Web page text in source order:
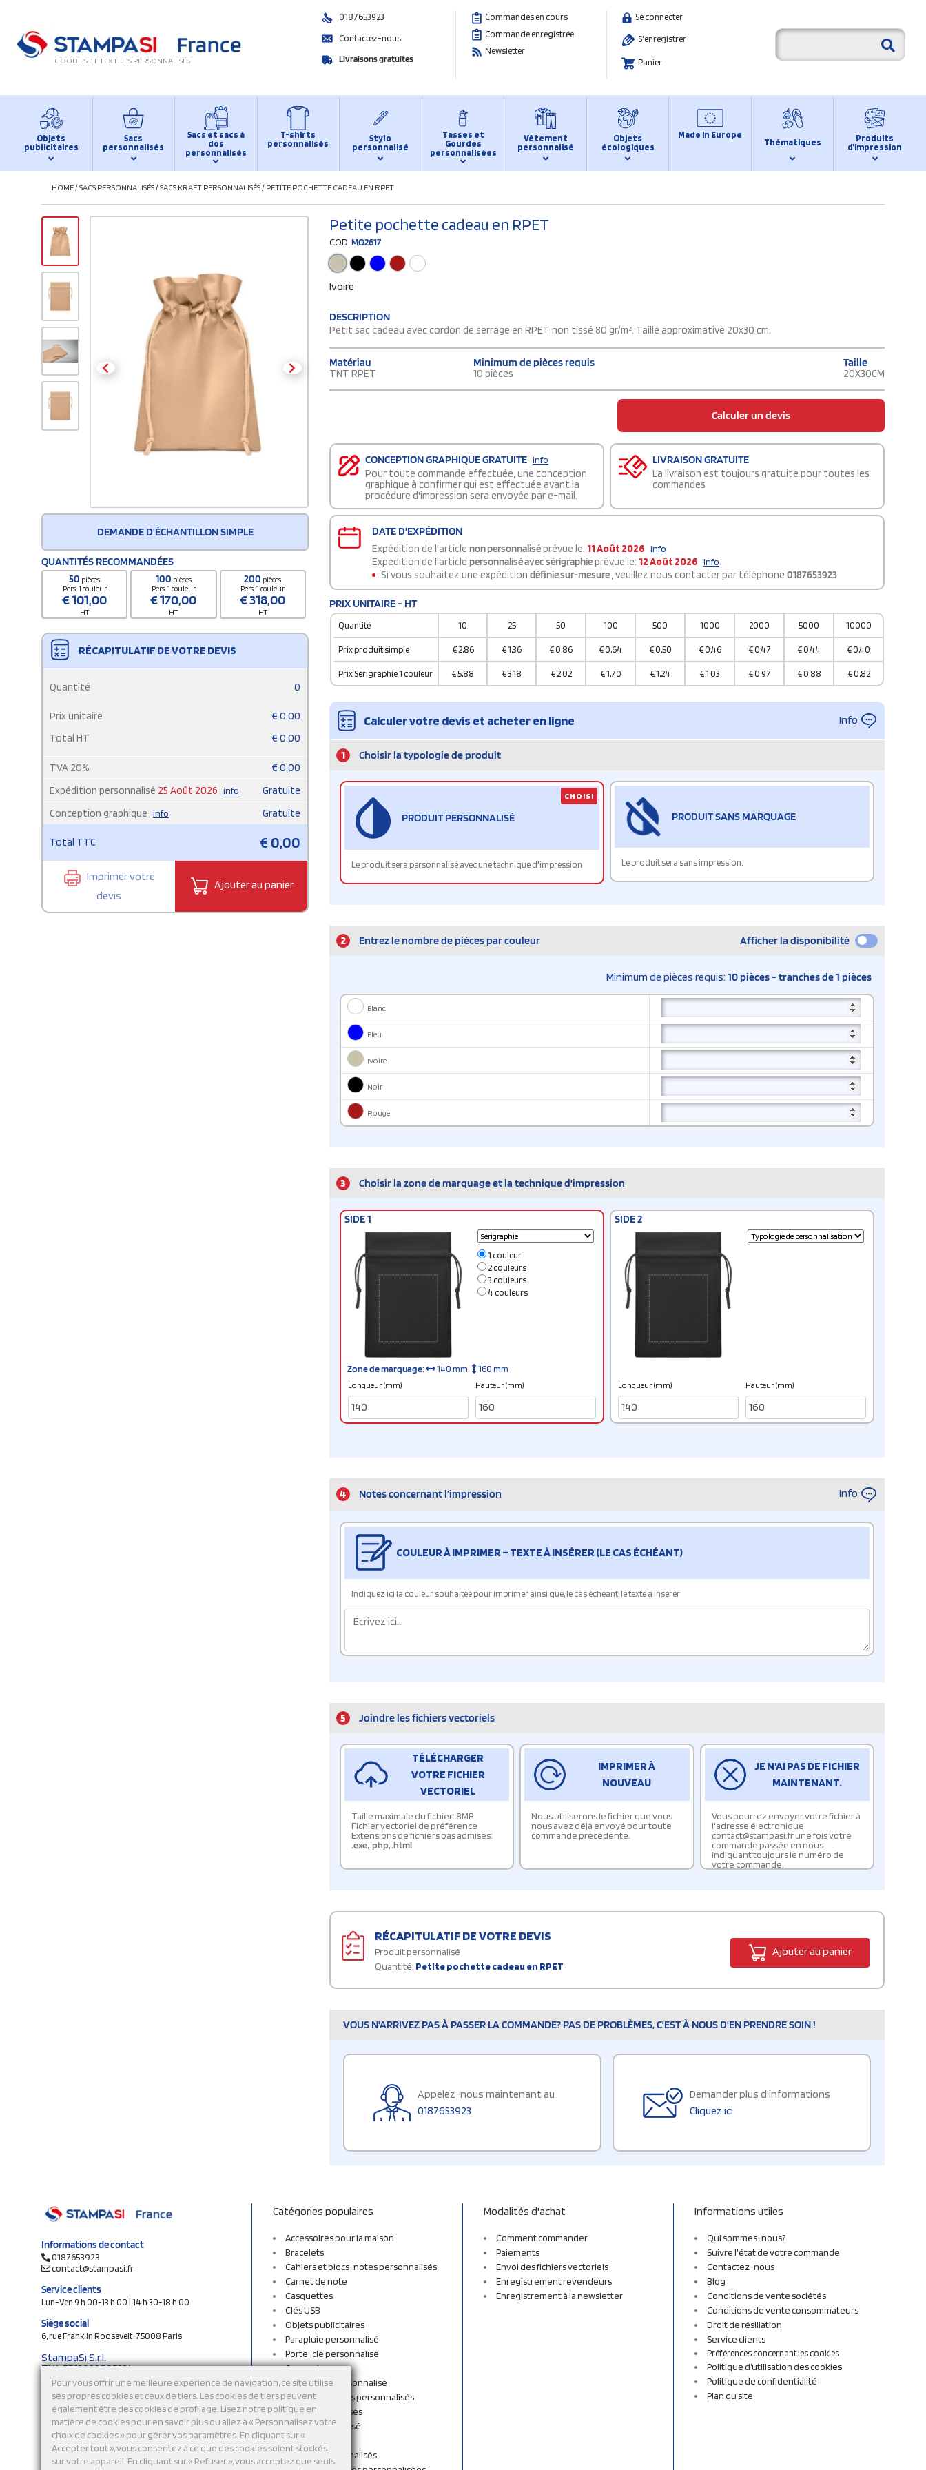
Pour vous offrir une meilleure expérience de navigation, ce site utilise
ses propres cookies et ceux de tiers. Les cookies de tiers peuvent
également être des cookies de profilage. Lisez notre politique en
matière de cookies pour en savoir plus ou allez à « Personnalisez votre
choix de cookies » pour gérer vos paramètres. En cliquant sur «
Accepter tout », vous consentez à ce que des cookies soient stockés
sur votre appareil. En cliquant sur « Refuser », vous acceptez que seuls
GOODIES ET TEXTILES PERSONNALISÉS
0187653923
Contactez-nous
Livraisons gratuites
Commandes en cours
Commande enregistrée
Newsletter
Se connecter
S'enregistrer
Panier
Objets
publicitaires
Sacs
personnalisés
Sacs et sacs à
dos
personnalisés
T-shirts
personnalisés
Stylo
personnalisé
Tasses et
Gourdes
personnalisées
Vêtement
personnalisé
Objets
écologiques
Made in Europe
Thématiques
Produits
d’impression
HOME/SACS PERSONNALISÉS/SACS KRAFT PERSONNALISÉS/ PETITE POCHETTE CADEAU EN RPET
DEMANDE D'ÉCHANTILLON SIMPLE
QUANTITÉS RECOMMANDÉES
50 pièces
Pers. 1 couleur
€101,00
HT
100 pièces
Pers. 1 couleur
€170,00
HT
200 pièces
Pers. 1 couleur
€318,00
HT
RÉCAPITULATIF DE VOTRE DEVIS
Quantité 0
Prix unitaire € 0,00
Total HT
€ 0,00
TVA 20% € 0,00
Expédition personnalisé 25 Août 2026 info
Gratuite
Conception graphique info Gratuite
Total TTC €0,00
Imprimer votre
devis
Ajouter au panier
Petite pochette cadeau en RPET
COD.MO2617
Ivoire
DESCRIPTION
Petit sac cadeau avec cordon de serrage en RPET non tissé 80 gr/m². Taille approximative 20x30 cm.
Matériau
TNT RPET
Minimum de pièces requis
10 pièces
Taille
20X30CM
Calculer un devis
CONCEPTION GRAPHIQUE GRATUITE info
Pour toute commande effectuée, une conception
graphique à confirmer qui est effectuée avant la
procédure d'impression sera envoyée par e-mail.
LIVRAISON GRATUITE
La livraison est toujours gratuite pour toutes les
commandes
DATE D'EXPÉDITION
Expédition de l'article non personnaliséprévue le: 11 Août 2026 info
Expédition de l'article personnalisé avec sérigraphieprévue le: 12 Août 2026 info
Si vous souhaitez une expédition définie sur-mesure, veuillez nous contacter par téléphone 0187653923
PRIX UNITAIRE - HT
Quantité 10 25 50 100 500 1000 2000 5000 10000
Prix produit simple € 2,86 €1,36 €0,86 €0,64 €0,50 €0,46 €0,47 €0,44 €0,40
Prix Sérigraphie 1 couleur €5,88 €3,18 € 2,02 €1,70 €1,24 €1,03 €0,97 €0,88 €0,82
Calculer votre devis et acheter en ligne Info
1 Choisir la typologie de produit
PRODUIT PERSONNALISÉ
Le produit sera personnalisé avec une technique d'impression
CHOISI
PRODUIT SANS MARQUAGE
Le produit sera sans impression.
2 Entrez le nombre de pièces par couleur Afficher la disponibilité
Minimum de pièces requis: 10 pièces - tranches de 1 pièces
Blanc
Bleu
Ivoire
Noir
Rouge
3 Choisir la zone de marquage et la technique d'impression
SIDE 1
1 couleur
2 couleurs
3 couleurs
4 couleurs
Zone de marquage: 140 mm 160 mm
Longueur (mm) Hauteur (mm)
SIDE 2
Longueur (mm) Hauteur (mm)
4 Notes concernant l’impression Info
COULEUR À IMPRIMER – TEXTE À INSÉRER (LE CAS ÉCHÉANT)
Indiquez ici la couleur souhaitée pour imprimer ainsi que, le cas échéant, le texte à insérer
5 Joindre les fichiers vectoriels
TÉLÉCHARGER
VOTRE FICHIER
VECTORIEL
Taille maximale du fichier: 8MB
Fichier vectoriel de préférence
Extensions de fichiers pas admises:
.exe,.php,.html
IMPRIMER À
NOUVEAU
Nous utiliserons le fichier que vous
nous avez déjà envoyé pour toute
commande précédente.
JE N'AI PAS DE FICHIER
MAINTENANT.
Vous pourrez envoyer votre fichier à
l'adresse électronique
contact@stampasi.fr une fois votre
commande passée en nous
indiquant toujours le numéro de
votre commande.
RÉCAPITULATIF DE VOTRE DEVIS
Produit personnalisé
Quantité: Petite pochette cadeau en RPET
Ajouter au panier
VOUS N'ARRIVEZ PAS À PASSER LA COMMANDE? PAS DE PROBLÈMES, C'EST À NOUS D'EN PRENDRE SOIN !
Appelez-nous maintenant au
0187653923
Demander plus d'informations
Cliquez ici
Informations de contact
0187653923
contact@stampasi.fr
Service clients
Lun-Ven 9 h 00-13 h 00 | 14 h 30-18 h 00
Siège social
6, rue Franklin Roosevelt-75008 Paris
StampaSi S.r.l.
TVA FR13922807334
N° Rea MI-2110632
Capital social € 250.000 i.v.
Découvrez notre catalogue en ligne
Catégories populaires
Accessoires pour la maison
Bracelets
Cahiers et blocs-notes personnalisés
Carnet de note
Casquettes
Clés USB
Objets publicitaires
Parapluie personnalisé
Porte-clé personnalisé
Sac cordon
Sac en tissu personnalisé
Sacs et sacs à dos personnalisés
Sacs personnalisés
Stylo personnalisé
Sweatshirts
T-shirts personnalisés
Modalités d'achat
Comment commander
Paiements
Envoi des fichiers vectoriels
Enregistrement revendeurs
Enregistrement à la newsletter
Informations utiles
Qui sommes-nous?
Suivre l'état de votre commande
Contactez-nous
Blog
Conditions de vente sociétés
Conditions de vente consommateurs
Droit de résiliation
Service clients
Préférences concernant les cookies
Politique d’utilisation des cookies
Politique de confidentialité
Plan du site